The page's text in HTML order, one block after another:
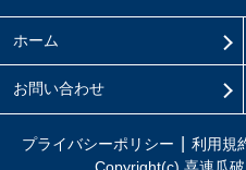
ホーム
お問い合わせ
プライバシーポリシー 利用規